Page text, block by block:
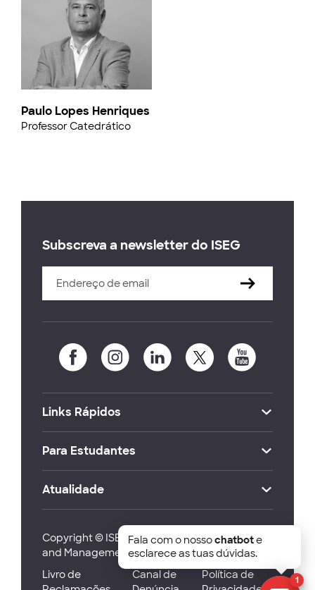
Paulo Lopes Henriques
Professor Catedrático
Subscreva a newsletter do ISEG
Links Rápidos
Para Estudantes
Atualidade
Copyright © ISEG Lisbon School of Economics
and Management 2026
Livro de
Canal de
Política de
1
Fala com o nossochatbote
esclarece as tuas dúvidas.